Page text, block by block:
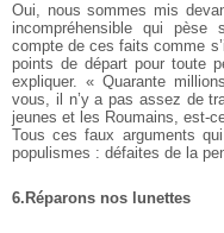
Oui, nous sommes mis
incompréhensible qui
compte de ces faits comme
points de départ pour toute
expliquer. « Quarante
vous, il n’y a pas assez de
jeunes et les Roumains, est-
Tous ces faux arguments
populismes : défaites de la
6.Réparons nos lunettes